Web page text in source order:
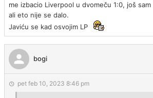
me izbacio Liverpool u dvomeču 1:0, još
ali eto nije se dalo.
Javiću se kad osvojim LP
bogi
pet feb 10, 2023 8:46 pm